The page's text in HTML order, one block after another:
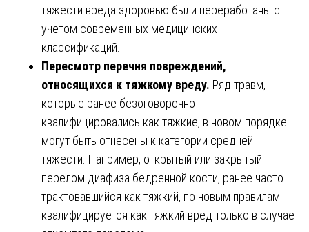
тяжести вреда здоровью были переработаны с
учетом современных медицинских
классификаций.
Пересмотр перечня повреждений,
относящихся к тяжкому вреду. Ряд травм,
которые ранее безоговорочно
квалифицировались как тяжкие, в новом порядке
могут быть отнесены к категории средней
тяжести. Например, открытый или закрытый
перелом диафиза бедренной кости, ранее часто
трактовавшийся как тяжкий, по новым правилам
квалифицируется как тяжкий вред только в случае